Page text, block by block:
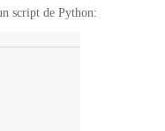
script de Python: